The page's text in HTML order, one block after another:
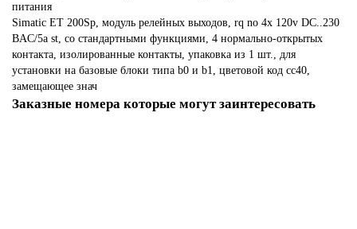
питания
Simatic ET 200Sp, модуль релейных выходов, rq no 4x 120v DC..230
ВAC/5a st, со стандартными функциями, 4 нормально-открытых
контакта, изолированные контакты, упаковка из 1 шт., для
установки на базовые блоки типа b0 и b1, цветовой код cc40,
замещающее знач
Заказные номера которые могут заинтересовать